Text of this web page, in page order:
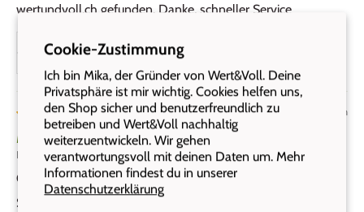
Cookie-Zustimmung
Ich bin Mika, der Gründer von Wert&Voll. Deine
Privatsphäre ist mir wichtig. Cookies helfen uns,
den Shop sicher und benutzerfreundlich zu
betreiben und Wert&Voll nachhaltig
weiterzuentwickeln. Wir gehen
verantwortungsvoll mit deinen Daten um. Mehr
Informationen findest du in unserer
Datenschutzerklärung
wertundvoll.ch gefunden. Danke, schneller Service
Bewertung gesammelt durch eine Einladung zum Shop
Bewertung erhielt eine Belohnung für zukünftige Bestellungen
vor 2 Jahren
Madeleine Schnidrig
Broc, CH
Ottoni Plastikfrei😊
Schönes Produkt, gute Verarbeitung und einfach zu reinigen!